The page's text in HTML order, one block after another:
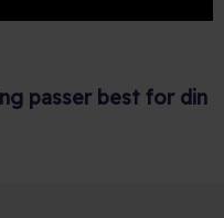
passer best for din